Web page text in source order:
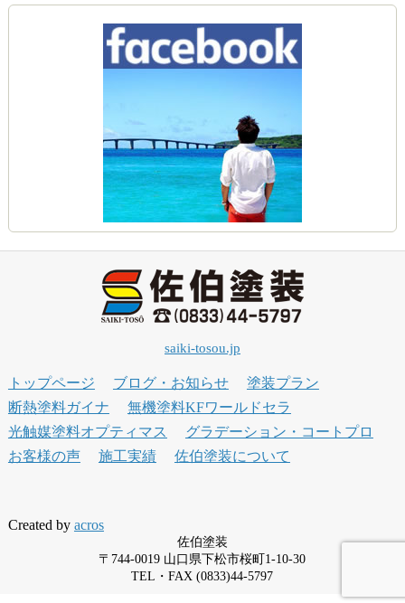
saiki-tosou.jp
トップページ ブログ・お知らせ
塗装プラン
断熱塗料ガイナ
無機塗料KFワールドセラ
光触媒塗料オプティマス
グラデーション・コートプロ
お客様の声
施工実績 佐伯塗装について
Created by acros
佐伯塗装
〒744-0019 山口県下松市桜町1-10-30
TEL・FAX (0833)44-5797